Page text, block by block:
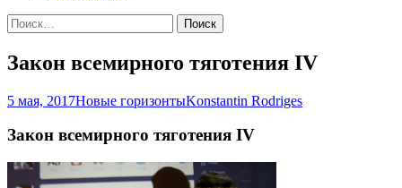
Найти:
Закон всемирного тяготения IV
5 мая, 2017Новые горизонтыKonstantin Rodriges
Закон всемирного тяготения IV